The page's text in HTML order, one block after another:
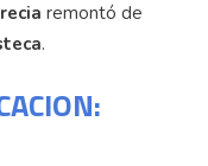
remontó de
.